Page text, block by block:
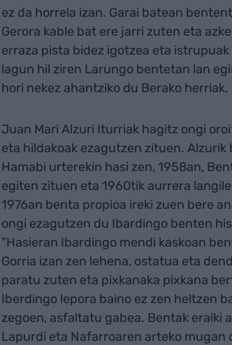
ez da horrela izan. Garai batean
Gerora kable bat ere jarri zuten eta
erraza pista bidez igotzea eta
lagun hil ziren Larungo bentetan lan
hori nekez ahantziko du Berako herriak.
Juan Mari Alzuri Iturriak hagitz ongi
eta hildakoak ezagutzen zituen.
Hamabi urterekin hasi zen, 1958an,
egiten zituen eta 1960tik aurrera
1976an benta propioa ireki zuen bere
ongi ezagutzen du Ibardingo benten
"Hasieran Ibardingo mendi kaskoan
Gorria izan zen lehena, ostatua eta
paratu zuten eta pixkanaka pixkana
Iberdingo lepora baino ez zen heltzen
zegoen, asfaltatu gabea. Bentak eraiki
Lapurdi eta Nafarroaren arteko